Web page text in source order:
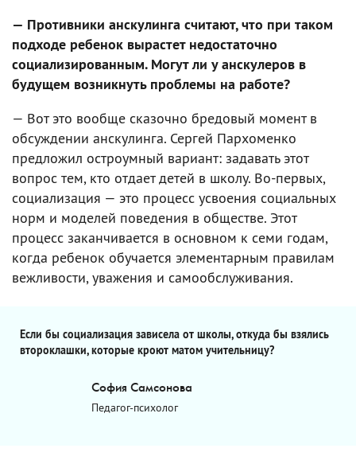
— Противники анскулинга считают, что при таком
подходе ребенок вырастет недостаточно
социализированным. Могут ли у анскулеров в
будущем возникнуть проблемы на работе?
— Вот это вообще сказочно бредовый момент в
обсуждении анскулинга. Сергей Пархоменко
предложил остроумный вариант: задавать этот
вопрос тем, кто отдает детей в школу. Во-первых,
социализация — это процесс усвоения социальных
норм и моделей поведения в обществе. Этот
процесс заканчивается в основном к семи годам,
когда ребенок обучается элементарным правилам
вежливости, уважения и самообслуживания.
Если бы социализация зависела от школы, откуда бы взялись
второклашки, которые кроют матом учительницу?
София Самсонова
Педагог-психолог